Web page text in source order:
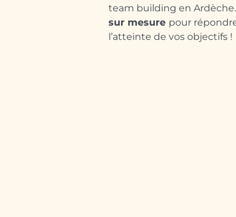
team building en
sur mesure pour
l’atteinte de vos objectifs !